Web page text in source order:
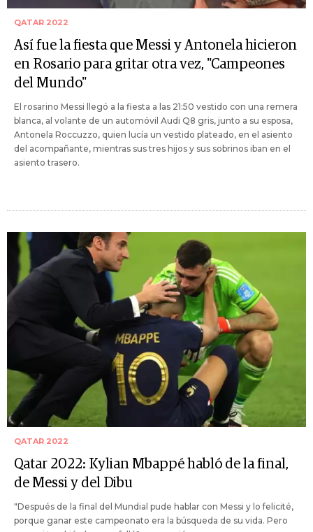
QATAR 2022
Así fue la fiesta que Messi y Antonela hicieron
en Rosario para gritar otra vez, "Campeones
del Mundo"
El rosarino Messi llegó a la fiesta a las 21:50 vestido con una remera
blanca, al volante de un automóvil Audi Q8 gris, junto a su esposa,
Antonela Roccuzzo, quien lucía un vestido plateado, en el asiento
del acompañante, mientras sus tres hijos y sus sobrinos iban en el
asiento trasero.
QATAR 2022
Qatar 2022: Kylian Mbappé habló de la final,
de Messi y del Dibu
"Después de la final del Mundial pude hablar con Messi y lo felicité,
porque ganar este campeonato era la búsqueda de su vida. Pero